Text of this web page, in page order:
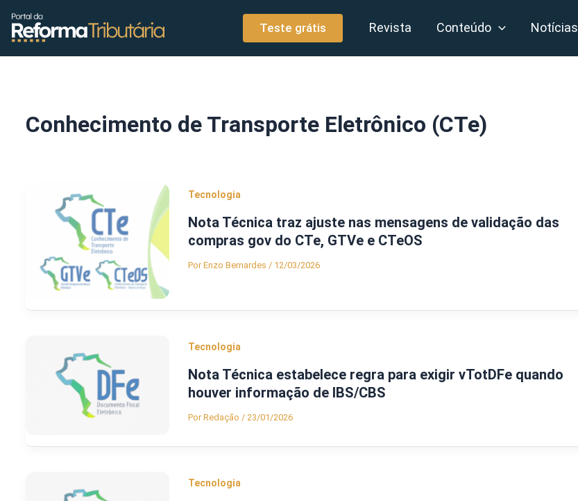
conteúdo
Teste grátis Revista Conteúdo Notícias
Conhecimento de Transporte Eletrônico (CTe)
Tecnologia
Nota Técnica traz ajuste nas mensagens de validação das
compras gov do CTe, GTVe e CTeOS
PorEnzo Bernardes / 12/03/2026
Tecnologia
Nota Técnica estabelece regra para exigir vTotDFe quando
houver informação de IBS/CBS
PorRedação / 23/01/2026
Tecnologia